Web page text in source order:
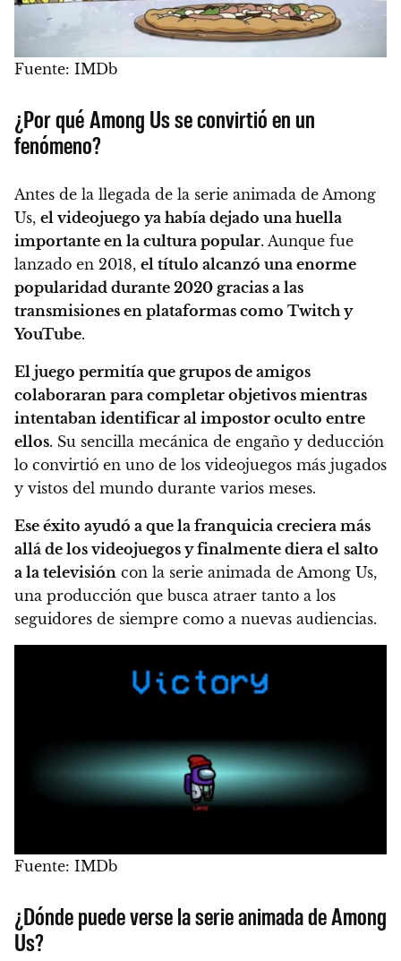
Fuente: IMDb
¿Por qué Among Us se convirtió en un
fenómeno?
Antes de la llegada de la serie animada de Among
Us, el videojuego ya había dejado una huella
importante en la cultura popular. Aunque fue
lanzado en 2018, el título alcanzó una enorme
popularidad durante 2020 gracias a las
transmisiones en plataformas como Twitch y
YouTube.
El juego permitía que grupos de amigos
colaboraran para completar objetivos mientras
intentaban identificar al impostor oculto entre
ellos. Su sencilla mecánica de engaño y deducción
lo convirtió en uno de los videojuegos más jugados
y vistos del mundo durante varios meses.
Ese éxito ayudó a que la franquicia creciera más
allá de los videojuegos y finalmente diera el salto
a la televisión con la serie animada de Among Us,
una producción que busca atraer tanto a los
seguidores de siempre como a nuevas audiencias.
Fuente: IMDb
¿Dónde puede verse la serie animada de Among
Us?